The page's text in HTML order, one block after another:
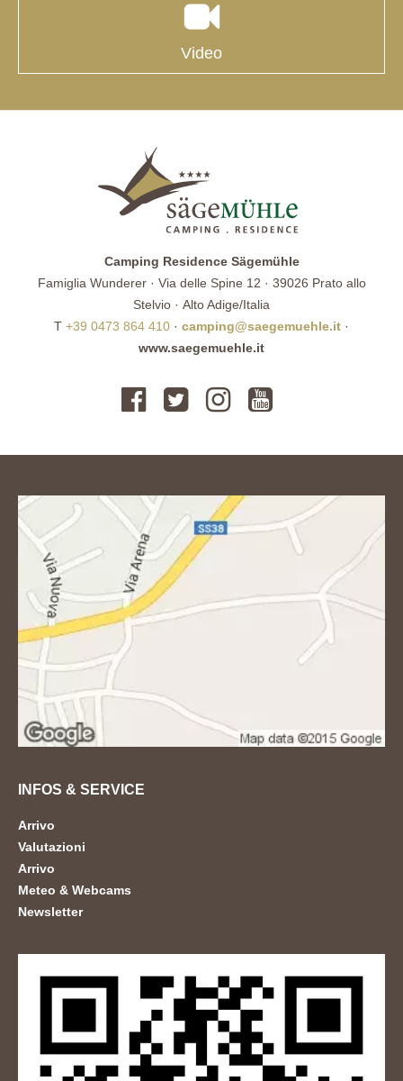
Video
Camping Residence Sägemühle
Famiglia Wunderer · Via delle Spine 12 · 39026 Prato allo
Stelvio · Alto Adige/Italia
T +39 0473 864 410 · camping@saegemuehle.it ·
www.saegemuehle.it
INFOS & SERVICE
Arrivo
Valutazioni
Arrivo
Meteo & Webcams
Newsletter